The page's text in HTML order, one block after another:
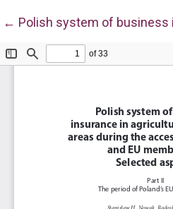
← Wróć do szczegółów
Polish system of business